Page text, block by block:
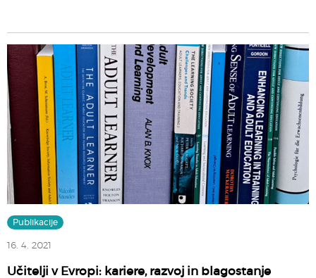
Publikacije
16. 4. 2021
Učitelji v Evropi: kariere, razvoj in blagostanje